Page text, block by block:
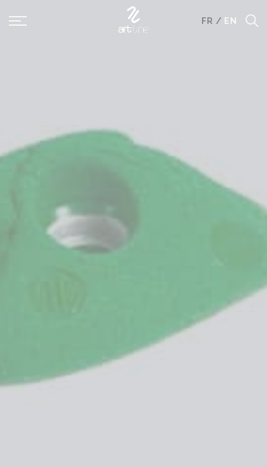
FR / EN
Panneau de gestion des cookies